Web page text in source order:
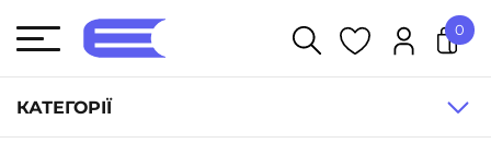
КАТЕГОРІЇ
0